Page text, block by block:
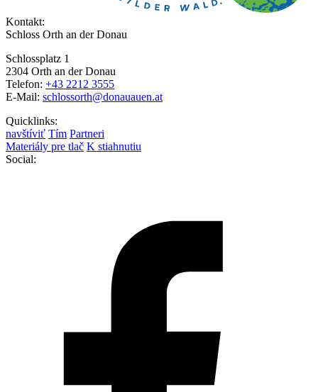
Kontakt:
Schloss Orth an der Donau
Schlossplatz 1
2304 Orth an der Donau
Telefon: +43 2212 3555
E-Mail: schlossorth@donauauen.at
Quicklinks:
navštíviť Tím Partneri
Materiály pre tlač K stiahnutiu
Social: